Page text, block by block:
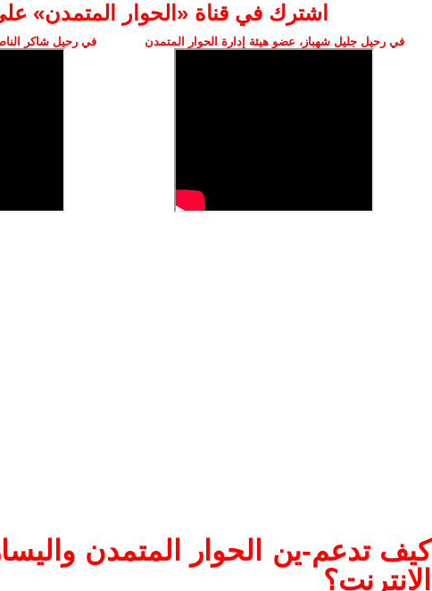
اشترك في قناة ‫«الحوار المتمدن»
في رحيل جليل شهباز، عضو هيئة إدارة الحوار المتمدن في رحيل شاكر
كيف تدعم-ين الحوار المتمدن
الانترنت؟